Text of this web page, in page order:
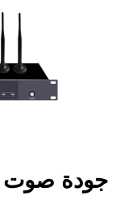
جودة صوت